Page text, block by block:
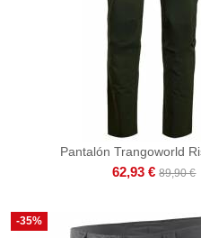
Pantalón Trangoworld
62,93 € 89,90 €
-35%